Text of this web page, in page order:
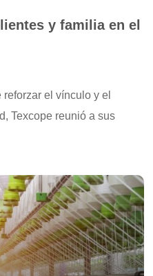
y familia en el
el vínculo y el
Texcope reunió a sus